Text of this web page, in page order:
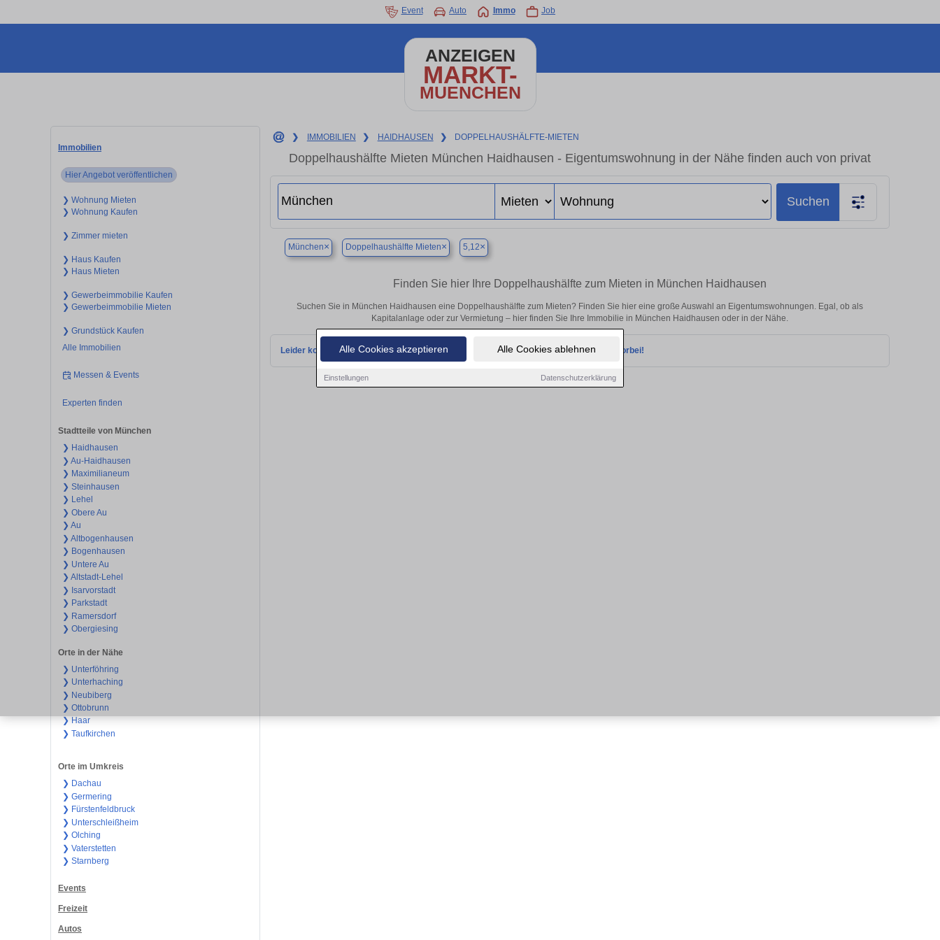
Alle Cookies akzeptieren Alle Cookies ablehnen
Einstellungen Datenschutzerklärung
Event Auto Immo Job
ANZEIGEN
MARKT-
MUENCHEN
Immobilien
Hier Angebot veröffentlichen
❯ Wohnung Mieten
❯ Wohnung Kaufen
❯ Zimmer mieten
❯ Haus Kaufen
❯ Haus Mieten
❯ Gewerbeimmobilie Kaufen
❯ Gewerbeimmobilie Mieten
❯ Grundstück Kaufen
Alle Immobilien
Messen & Events
Experten finden
Stadtteile von München
❯ Haidhausen
❯ Au-Haidhausen
❯ Maximilianeum
❯ Steinhausen
❯ Lehel
❯ Obere Au
❯ Au
❯ Altbogenhausen
❯ Bogenhausen
❯ Untere Au
❯ Altstadt-Lehel
❯ Isarvorstadt
❯ Parkstadt
❯ Ramersdorf
❯ Obergiesing
Orte in der Nähe
❯ Unterföhring
❯ Unterhaching
❯ Neubiberg
❯ Ottobrunn
❯ Haar
❯ Taufkirchen
Orte im Umkreis
❯ Dachau
❯ Germering
❯ Fürstenfeldbruck
❯ Unterschleißheim
❯ Olching
❯ Vaterstetten
❯ Starnberg
Events
Freizeit
Autos
❯ IMMOBILIEN ❯ HAIDHAUSEN ❯ DOPPELHAUSHÄLFTE-MIETEN
Doppelhaushälfte Mieten München Haidhausen - Eigentumswohnung in der Nähe finden auch von privat
Suchen
München× Doppelhaushälfte Mieten× 5,12×
Finden Sie hier Ihre Doppelhaushälfte zum Mieten in München Haidhausen
Suchen Sie in München Haidhausen eine Doppelhaushälfte zum Mieten? Finden Sie hier eine große Auswahl an Eigentumswohnungen. Egal, ob als
Kapitalanlage oder zur Vermietung – hier finden Sie Ihre Immobilie in München Haidhausen oder in der Nähe.
Leider konnten wir derzeit keine passenden Objekte finden. Schauen Sie bald wieder vorbei!